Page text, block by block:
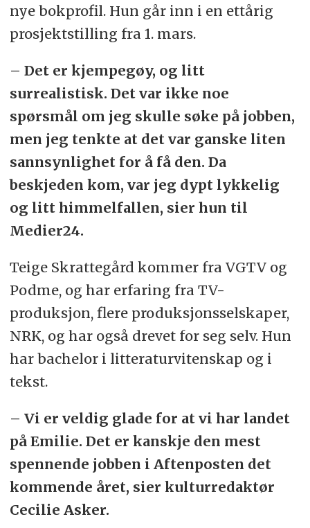
nye bokprofil. Hun går inn i en ettårig
prosjektstilling fra 1. mars.
– Det er kjempegøy, og litt
surrealistisk. Det var ikke noe
spørsmål om jeg skulle søke på jobben,
men jeg tenkte at det var ganske liten
sannsynlighet for å få den. Da
beskjeden kom, var jeg dypt lykkelig
og litt himmelfallen, sier hun til
Medier24.
Teige Skrattegård kommer fra VGTV og
Podme, og har erfaring fra TV-
produksjon, flere produksjonsselskaper,
NRK, og har også drevet for seg selv. Hun
har bachelor i litteraturvitenskap og i
tekst.
– Vi er veldig glade for at vi har landet
på Emilie. Det er kanskje den mest
spennende jobben i Aftenposten det
kommende året, sier kulturredaktør
Cecilie Asker.